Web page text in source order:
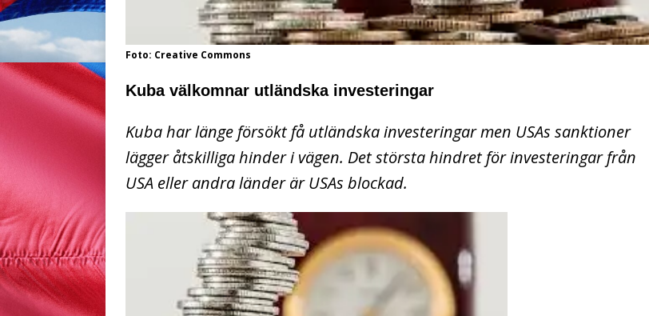
Foto: Creative Commons
Kuba välkomnar utländska investeringar
Kuba har länge försökt få utländska investeringar men USAs sanktioner
lägger åtskilliga hinder i vägen. Det största hindret för investeringar från
USA eller andra länder är USAs blockad.